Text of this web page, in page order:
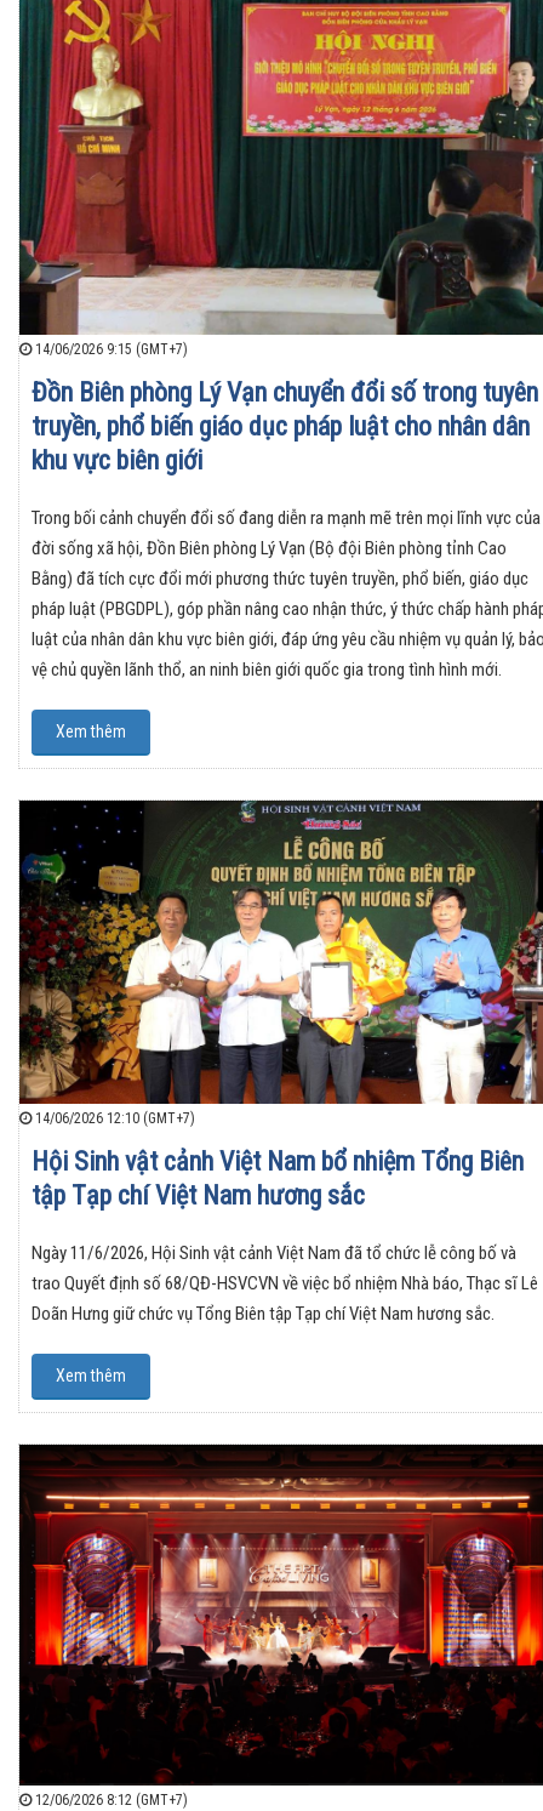
14/06/2026 9:15 (GMT+7)
Đồn Biên phòng Lý Vạn chuyển đổi số trong tuyên
truyền, phổ biến giáo dục pháp luật cho nhân dân
khu vực biên giới
Trong bối cảnh chuyển đổi số đang diễn ra mạnh mẽ trên mọi lĩnh vực của
đời sống xã hội, Đồn Biên phòng Lý Vạn (Bộ đội Biên phòng tỉnh Cao
Bằng) đã tích cực đổi mới phương thức tuyên truyền, phổ biến, giáo dục
pháp luật (PBGDPL), góp phần nâng cao nhận thức, ý thức chấp hành
luật của nhân dân khu vực biên giới, đáp ứng yêu cầu nhiệm vụ quản lý,
vệ chủ quyền lãnh thổ, an ninh biên giới quốc gia trong tình hình mới.
Xem thêm
14/06/2026 12:10 (GMT+7)
Hội Sinh vật cảnh Việt Nam bổ nhiệm Tổng Biên
tập Tạp chí Việt Nam hương sắc
Ngày 11/6/2026, Hội Sinh vật cảnh Việt Nam đã tổ chức lễ công bố và
trao Quyết định số 68/QĐ-HSVCVN về việc bổ nhiệm Nhà báo, Thạc sĩ Lê
Doãn Hưng giữ chức vụ Tổng Biên tập Tạp chí Việt Nam hương sắc.
Xem thêm
12/06/2026 8:12 (GMT+7)